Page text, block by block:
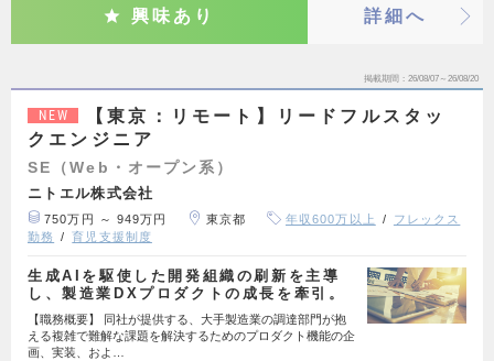
興味あり 詳細へ
掲載期間 26/08/07～26/08/20
NEW
【東京：リモート】リードフルスタッ
クエンジニア
SE（Web・オープン系）
ニトエル株式会社
750万円 ～ 949万円 東京都 年収600万以上
フレックス
勤務
育児支援制度
生成AIを駆使した開発組織の刷新を主導
し、製造業DXプロダクトの成長を牽引。
【職務概要】 同社が提供する、大手製造業の調達部門が抱
える複雑で難解な課題を解決するためのプロダクト機能の企
画、実装、およ…